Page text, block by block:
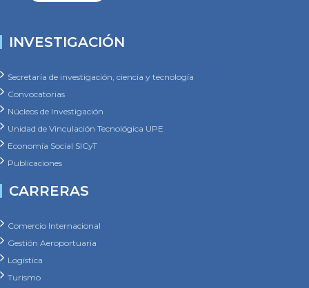
INVESTIGACIÓN
Secretaría de investigación, ciencia y tecnología
Convocatorias
Núcleos de Investigación
Unidad de Vinculación Tecnológica UPE
Economía Social SICyT
Publicaciones
CARRERAS
Comercio Internacional
Gestión Aeroportuaria
Logística
Turismo